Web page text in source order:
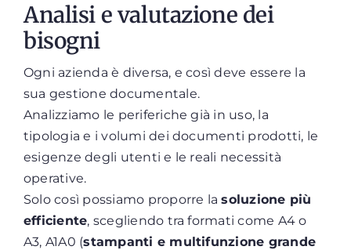
Analisi e valutazione dei
bisogni
Ogni azienda è diversa, e così deve essere la
sua gestione documentale.
Analizziamo le periferiche già in uso, la
tipologia e i volumi dei documenti prodotti, le
esigenze degli utenti e le reali necessità
operative.
Solo così possiamo proporre lasoluzione più
efficiente, scegliendo tra formati come A4 o
A3, A1A0 (stampanti e multifunzione grande